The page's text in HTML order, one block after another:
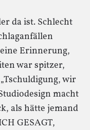
da ist. Schlecht
Erinnerung,
war spitzer,
wir
macht
als hätte jemand
GESAGT,